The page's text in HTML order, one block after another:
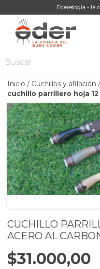
Ederelogia - la
Inicio / Cuchillos y afilación /
cuchillo parrillero hoja
CUCHILLO
ACERO AL
$31.000,00